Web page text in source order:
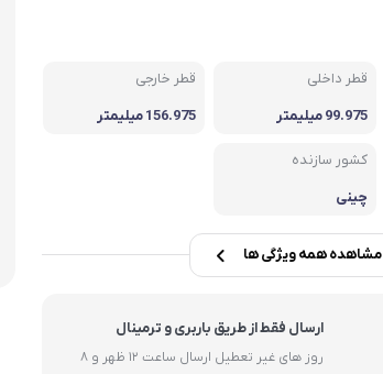
یاتاقان پایه کوتاه UCPA
قطر داخلی
99.975 میلیمتر
قطر خارجی
156.975 میلیمتر
کشور سازنده
چینی
مشاهده همه ویژگی ها
ارسال فقط از طریق باربری و ترمینال
روز های غیر تعطیل ارسال ساعت 12 ظهر و 8